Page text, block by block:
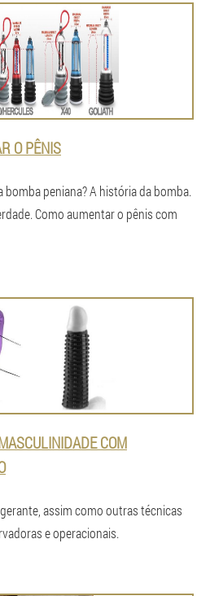
O PÊNIS
bomba peniana? A história da bomba.
Como aumentar o pênis com
COM
assim como outras técnicas
e operacionais.